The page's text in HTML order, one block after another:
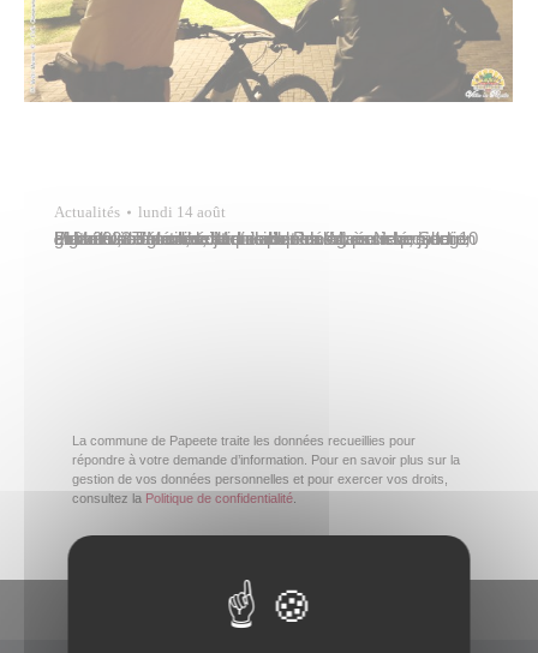
Actualités lundi 14 août
Plus d’une centaine de personnes ont assisté, jeudi 10 août 2023 dans les Jardins de Paofai, à une projection gratuite sur grand écran de l’opéra « Les Noces de Figaro » de Mozart, et du ballet classique « Le Songe d’une nuit d’été » de Mendelssohn. Manouche Lehartel, conseillère municipale déléguée à la culture, et Maeva Taurua, adjointe au…
La commune de Papeete traite les données recueillies pour
répondre à votre demande d’information. Pour en savoir plus sur la
gestion de vos données personnelles et pour exercer vos droits,
consultez la Politique de confidentialité
En un clic